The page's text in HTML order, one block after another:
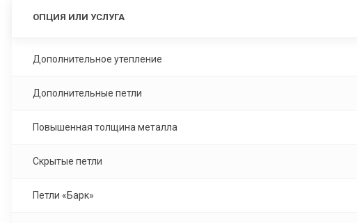
ОПЦИЯ ИЛИ УСЛУГА
Дополнительное утепление
Дополнительные петли
Повышенная толщина металла
Скрытые петли
Петли «Барк»